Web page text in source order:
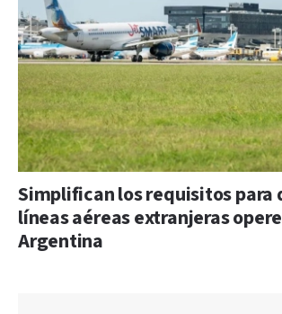
Simplifican los requisitos para
líneas aéreas extranjeras
Argentina